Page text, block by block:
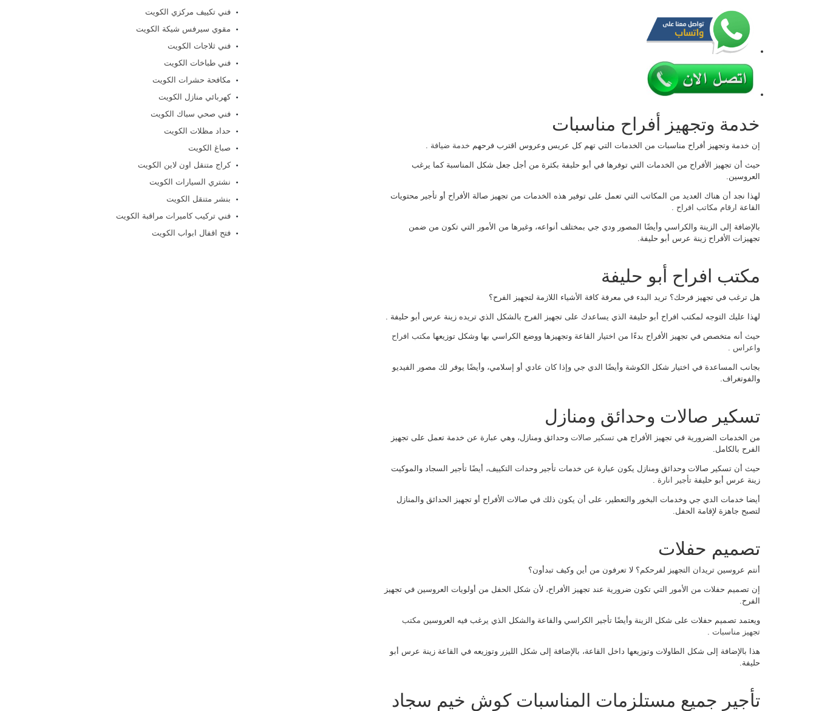
خدمة وتجهيز أفراح مناسبات
إن خدمة وتجهيز أفراح مناسبات من الخدمات التي تهم كل عريس وعروس اقترب فرحهم خدمة ضيافة
حيث أن تجهيز الأفراح من الخدمات التي توفرها في أبو حليفة بكثرة من أجل جعل شكل المناسبة كما يرغب
العروسين.
لهذا نجد أن هناك العديد من المكاتب التي تعمل على توفير هذه الخدمات من تجهيز صالة الأفراح أو تأجير محتويات
القاعة ارقام مكاتب افراح
بالإضافة إلى الزينة والكراسي وأيضًا المصور ودي جي بمختلف أنواعه، وغيرها من الأمور التي تكون من ضمن
تجهيزات الأفراح زينة عرس أبو حليفة.
مكتب افراح أبو حليفة
هل ترغب في تجهيز فرحك؟ تريد البدء في معرفة كافة الأشياء اللازمة لتجهيز الفرح؟
لهذا عليك التوجه لمكتب افراح أبو حليفة الذي يساعدك على تجهيز الفرح بالشكل الذي تريده زينة عرس أبو حليفة .
حيث أنه متخصص في تجهيز الأفراح بدءًا من اختيار القاعة وتجهيزها ووضع الكراسي بها وشكل توزيعها مكتب افراح
واعراس
بجانب المساعدة في اختيار شكل الكوشة وأيضًا الدي جي وإذا كان عادي أو إسلامي، وأيضًا يوفر لك مصور الفيديو
والفوتغراف.
تسكير صالات وحدائق ومنازل
من الخدمات الضرورية في تجهيز الأفراح هي تسكير صالات وحدائق ومنازل، وهي عبارة عن خدمة تعمل على تجهيز
الفرح بالكامل.
حيث أن تسكير صالات وحدائق ومنازل يكون عبارة عن خدمات تأجير وحدات التكييف، أيضًا تأجير السجاد والموكيت
زينة عرس أبو حليفة تأجير انارة
أيضا خدمات الدي جي وخدمات البخور والتعطير، على أن يكون ذلك في صالات الأفراح أو تجهيز الحدائق والمنازل
لتصبح جاهزة لإقامة الحفل.
تصميم حفلات
أنتم عروسين تريدان التجهيز لفرحكم؟ لا تعرفون من أين وكيف تبدأون؟
إن تصميم حفلات من الأمور التي تكون ضرورية عند تجهيز الأفراح، لأن شكل الحفل من أولويات العروسين في تجهيز
الفرح.
ويعتمد تصميم حفلات على شكل الزينة وأيضًا تأجير الكراسي والقاعة والشكل الذي يرغب فيه العروسين مكتب
تجهيز مناسبات
هذا بالإضافة إلى شكل الطاولات وتوزيعها داخل القاعة، بالإضافة إلى شكل الليزر وتوزيعه في القاعة زينة عرس أبو
حليفة.
تأجير جميع مستلزمات المناسبات كوش خيم سجاد
فني تكييف مركزي الكويت
مقوي سيرفس شيكة الكويت
فني ثلاجات الكويت
فني طباخات الكويت
مكافحة حشرات الكويت
كهربائي منازل الكويت
فني صحي سباك الكويت
حداد مظلات الكويت
صباغ الكويت
كراج متنقل اون لاين الكويت
نشتري السيارات الكويت
بنشر متنقل الكويت
فني تركيب كاميرات مراقبة الكويت
فتح اقفال ابواب الكويت